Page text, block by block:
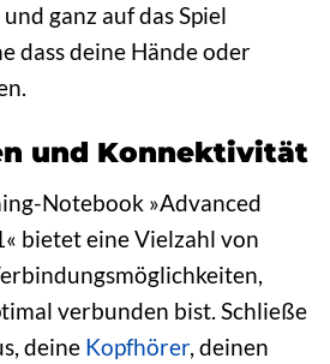
ganz auf das Spiel
dass deine Hände oder
und Konnektivität
Notebook »Advanced
bietet eine Vielzahl von
verbunden bist. Schließe
deine Kopfhörer, deinen